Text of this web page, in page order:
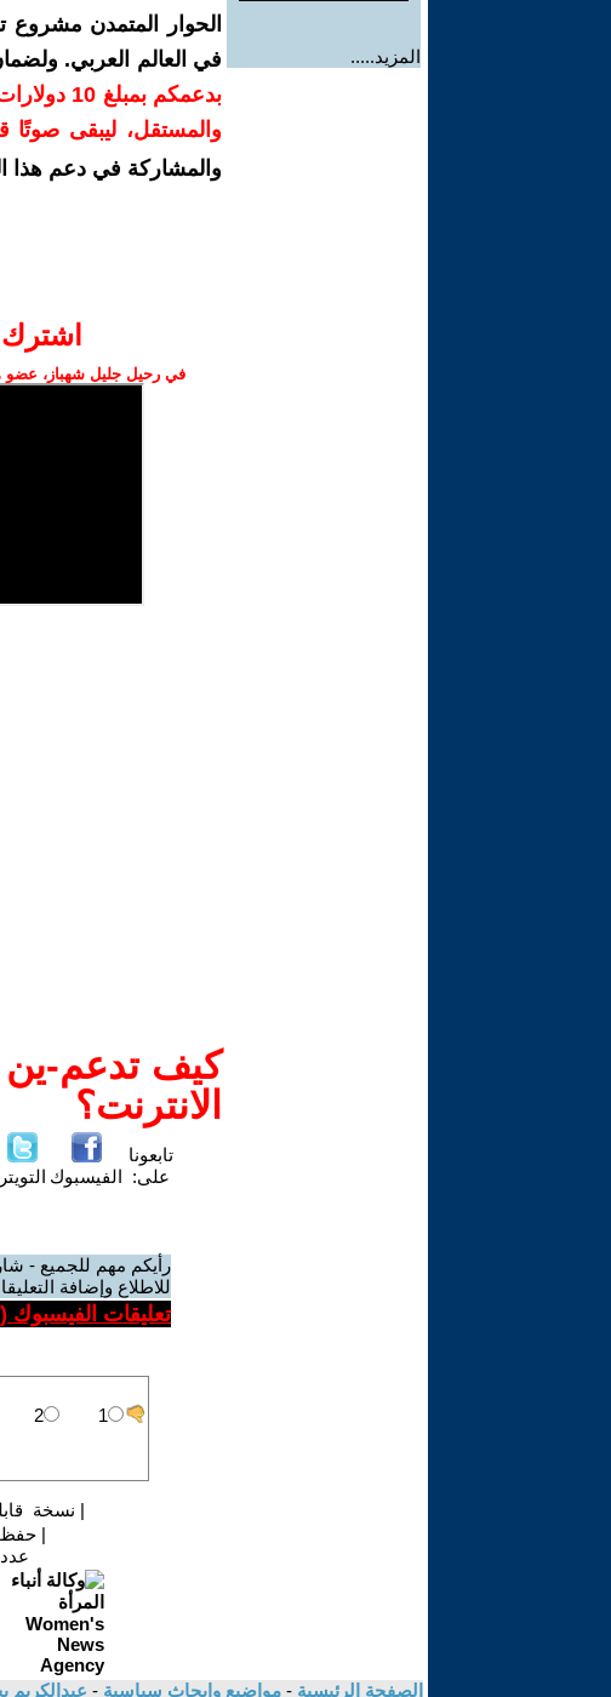
المزيد.....
الحوار المتمدن مشروع
في العالم العربي.
بدعمكم
والمستقل، ليبقى صوتًا
والمشاركة في دعم هذا
في رحيل جليل شهباز، عضو
كيف تدعم-ين
الانترنت؟
تابعونا
على: الفيسبوك التويتر
رأيكم مهم للجميع -
للاطلاع وإضافة
تعليقات الفيسبوك (
| نسخة
|حفظ
عدد
الصفحة الرئيسية - مواضيع وابحاث سياسية - عبدالكريم